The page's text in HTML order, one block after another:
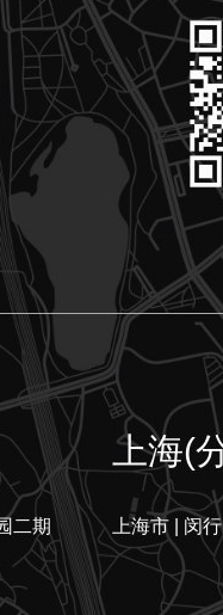
二期
上海(
上海市 | 闵